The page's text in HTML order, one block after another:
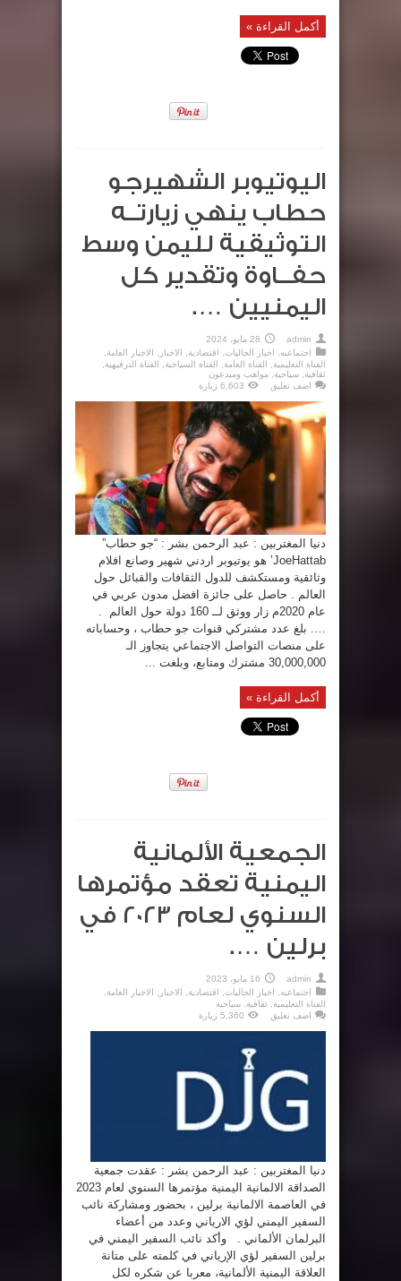
أكمل القراءة »
اليوتيوبر الشهيرجو
حطاب ينهي زيارتــه
التوثيقية لليمن وسط
حفــاوة وتقدير كل
اليمنيين ….
admin
28 مايو، 2024
اجتماعيه
اخبار الجاليات اقتصادية الاخبار الاخبار العامة
الفناة التعليمية
الفناة العامة القتاة السياحبة القناة الترفيهية
ثقافية
سياحية
مواهب ومبدعون
اضف تعليق
6,603 زيارة
دنيا المغتربين : عبد الرحمن بشر : “جو حطاب”
JoeHattab’ هو يوتيوبر اردني شهير وصانع افلام
وثائقية ومستكشف للدول الثقافات والقبائل حول
العالم . حاصل على جائزة افضل مدون عربي في
عام 2020م زار ووثق لــ 160 دولة حول العالم .
…. بلغ عدد مشتركي قنوات جو حطاب ، وحساباته
على منصات التواصل الاجتماعي يتجاوز الـ
30,000,000 مشترك ومتابع، وبلغت ...
أكمل القراءة »
الجمعية الألمانية
اليمنية تعقد مؤتمرها
السنوي لعام 2023 في
برلين ….
admin
16 مايو، 2023
اجتماعيه
اخبار الجاليات اقتصادية الاخبار الاخبار العامة
الفناة التعليمية
ثقافية
سياحية
اضف تعليق
5,360 زيارة
دنيا المغتربين : عبد الرحمن بشر : عقدت جمعية
الصداقة الالمانية اليمنية مؤتمرها السنوي لعام 2023
في العاصمة الالمانية برلين ، بحضور ومشاركة نائب
السفير اليمني لؤي الارياني وعدد من أعضاء
البرلمان الألماني . وأكد نائب السفير اليمني في
برلين السفير لؤي الإرياني في كلمته على متانة
العلاقة اليمنية الألمانية، معربا عن شكره لكل